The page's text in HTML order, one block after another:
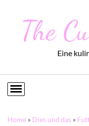
The
Eine
Home » Dies und das »